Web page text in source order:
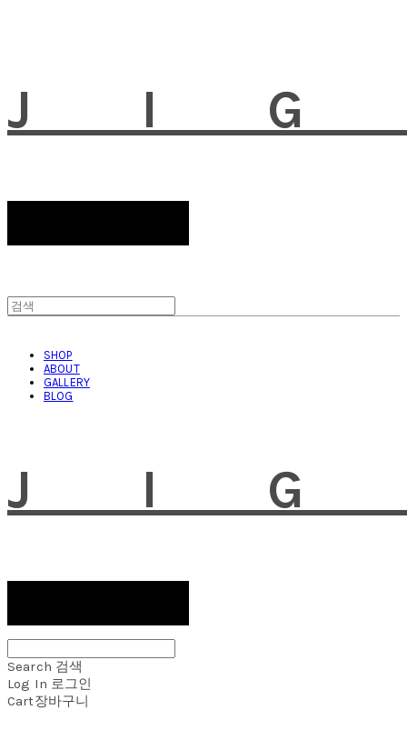
SHOP
ABOUT
GALLERY
BLOG
Search 검색
Log In 로그인
Cart장바구니